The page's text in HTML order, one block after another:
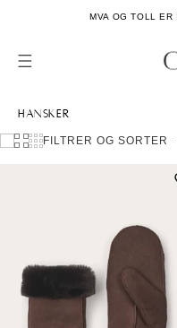
MVA OG TOLL
no.general.menu
Samling:
Hansker
FILTRER OG SORTER